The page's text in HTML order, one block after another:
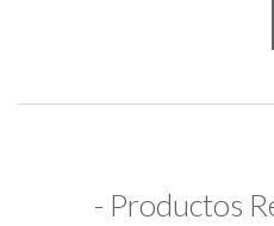
- Productos